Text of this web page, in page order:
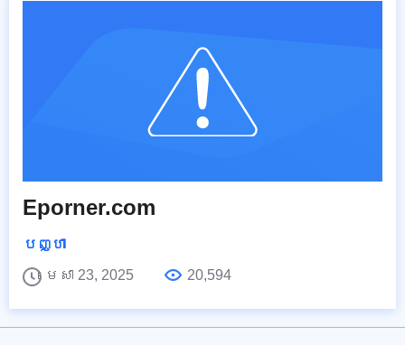
Eporner.com
បញ្ហា
មេសា 23, 2025
20,594